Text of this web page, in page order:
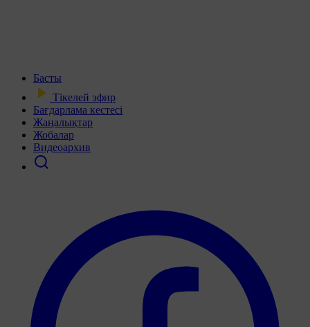
Басты
Тікелей эфир
Бағдарлама кестесі
Жаңалықтар
Жобалар
Видеоархив